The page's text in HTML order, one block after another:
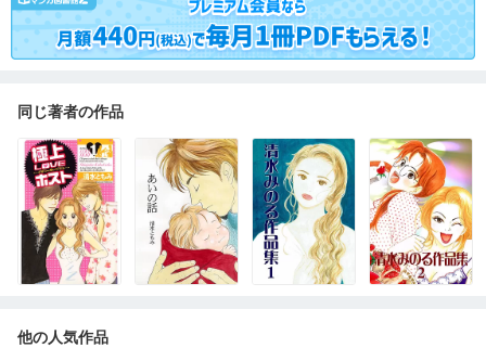
同じ著者の作品
他の人気作品